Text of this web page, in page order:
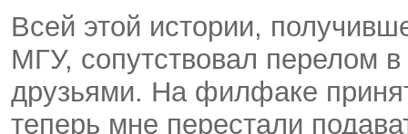
Всей этой истории,
МГУ, сопутствовал перелом
друзьями. На филфаке
теперь мне перестали